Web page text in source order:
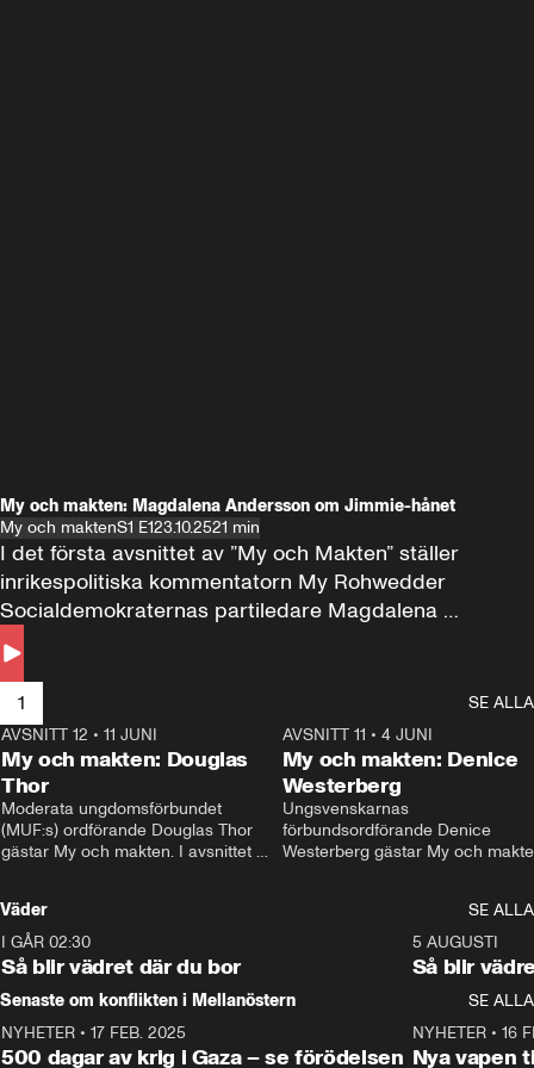
My och makten: Magdalena Andersson om Jimmie-hånet
My och maktenS1 E123.10.2521 min
I det första avsnittet av ”My och Makten” ställer
inrikespolitiska kommentatorn My Rohwedder
Socialdemokraternas partiledare Magdalena
Andersson till svars.
1
SE ALLA
AVSNITT 12 • 11 JUNI
My och makten: Douglas
Thor
Moderata ungdomsförbundet
(MUF:s) ordförande Douglas Thor
gästar My och makten. I avsnittet
AVSNITT 11 • 4 JUNI
My och makten: Denice
Westerberg
Ungsvenskarnas
förbundsordförande Denice
Westerberg gästar My och
Väder
SE ALLA
I GÅR 02:30
Så blir vädret där du bor
5 AUGUSTI
Så blir
Senaste om konflikten i Mellanöstern
SE ALLA
NYHETER • 17 FEB. 2025
500 dagar av krig i Gaza – se förödelsen
NYHETER• 16
Nya vapen